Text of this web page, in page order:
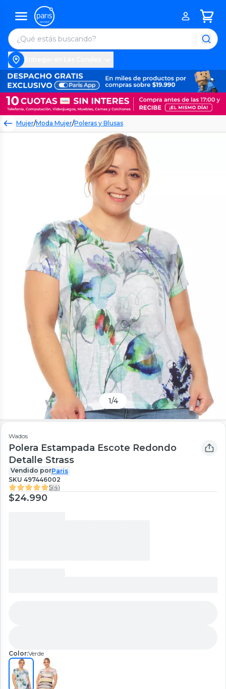
Mujer/Moda Mujer/Poleras y Blusas
1/4
Wados
Polera Estampada Escote Redondo
Detalle Strass
Vendido porParis
SKU 497446002
5(4)
$24.990
Color:Verde